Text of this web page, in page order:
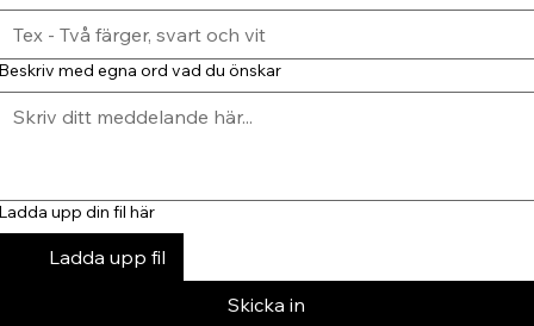
med egna ord vad du önskar
upp din fil här
Ladda upp fil
Skicka in